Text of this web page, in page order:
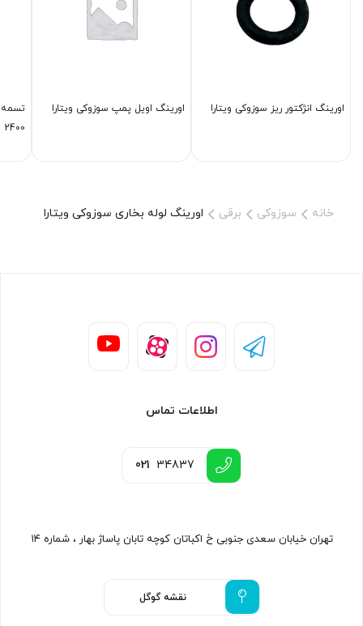
اورینگ انژكتور ریز سوزوکی ویتارا اورینگ اویل پمپ سوزوکی ویتارا
تسمه
2400
خانه سوزوکی برقی اورینگ لوله بخاری سوزوکی ویتارا
اطلاعات تماس
021 34837
تهران خیابان سعدی جنوبی خ اکباتان کوچه تابان پاساژ بهار ، شماره ۱۴
نقشه گوگل